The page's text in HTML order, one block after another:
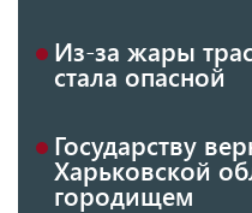
Из-за жары
стала опасной
Государству
Харьковской
городищем